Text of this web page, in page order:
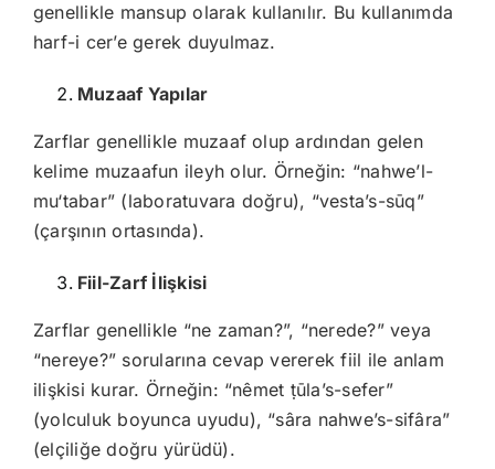
genellikle mansup olarak kullanılır. Bu kullanımda
harf-i cer’e gerek duyulmaz.
Muzaaf Yapılar
Zarflar genellikle muzaaf olup ardından gelen
kelime muzaafun ileyh olur. Örneğin: “nahwe’l-
mu‘tabar” (laboratuvara doğru), “vesta’s-sūq”
(çarşının ortasında).
Fiil-Zarf İlişkisi
Zarflar genellikle “ne zaman?”, “nerede?” veya
“nereye?” sorularına cevap vererek fiil ile anlam
ilişkisi kurar. Örneğin: “nêmet ṭūla’s-sefer”
(yolculuk boyunca uyudu), “sâra nahwe’s-sifâra”
(elçiliğe doğru yürüdü).